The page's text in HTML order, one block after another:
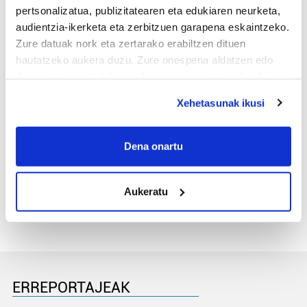
pertsonalizatua, publizitatearen eta edukiaren neurketa,
audientzia-ikerketa eta zerbitzuen garapena eskaintzeko.
Zure datuak nork eta zertarako erabiltzen dituen
hautatzeko aukera duzu. Zure onespena aldatzen edo
If you allow, we would also like to:
Collect information about your geographical
meters
Identify your device by actively scanning it for
specific characteristics (fingerprinting)
prozesatzen ditugu, zure IP zenbakia, besteak beste,
Xehetasunak ikusi
Dena onartu
Aukeratu
MEMORIA HISTORIKOA
azkeneko momentuan hitz egin du»
ERREPORTAJEAK